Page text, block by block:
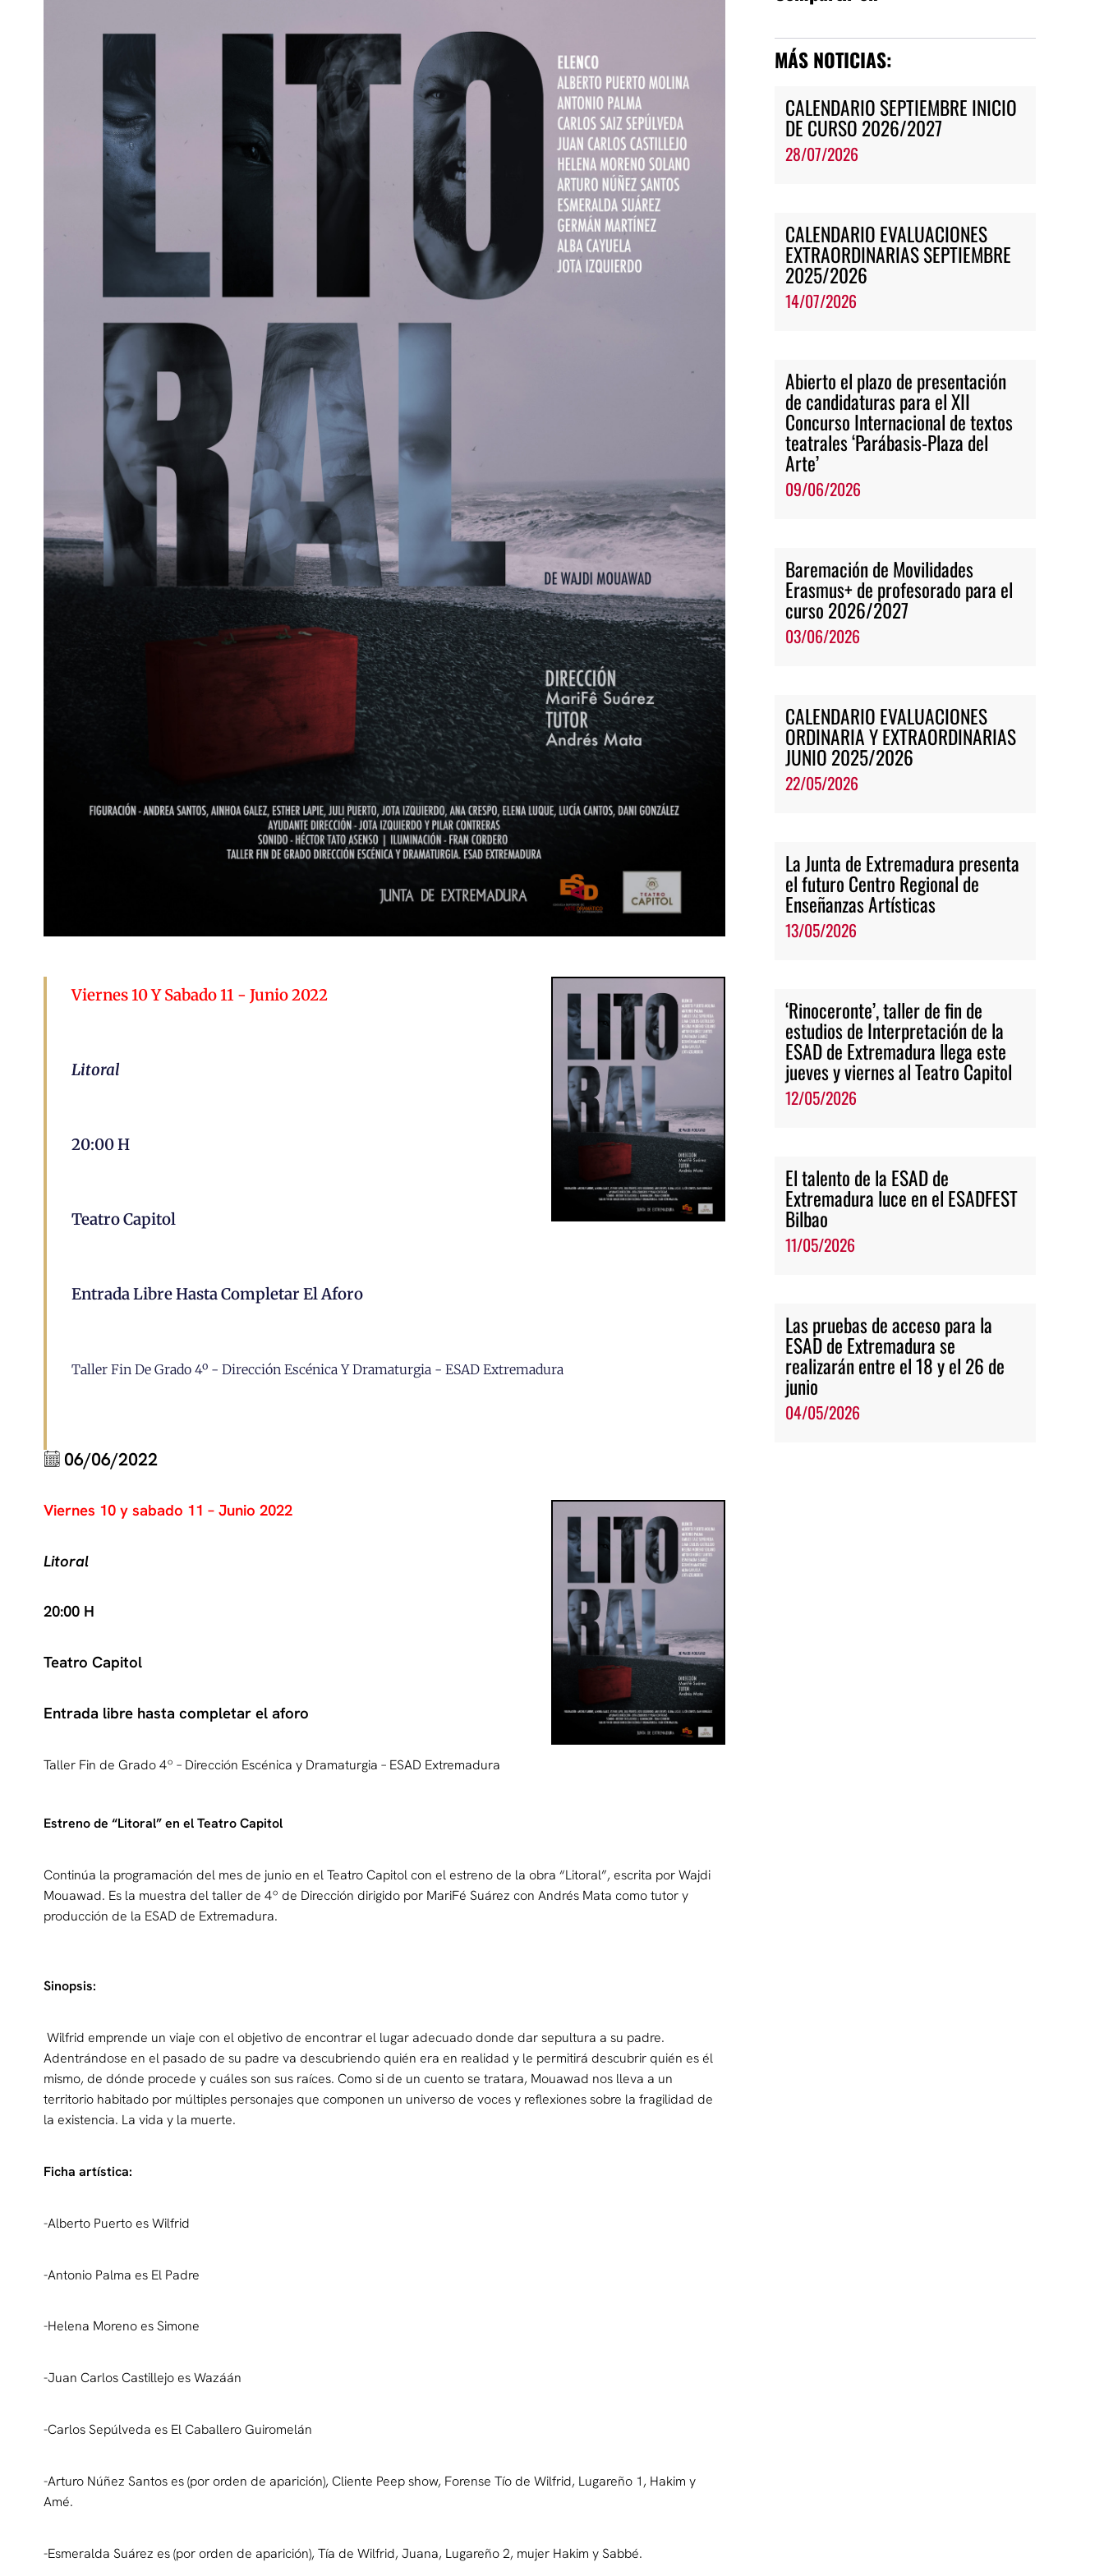
Viernes 10 Y Sabado 11 - Junio 2022
Litoral
20:00 H
Teatro Capitol
Entrada Libre Hasta Completar El Aforo
Taller Fin De Grado 4º - Dirección Escénica Y Dramaturgia - ESAD Extremadura
06/06/2022
Viernes 10 y sabado 11 – Junio 2022
Litoral
20:00 H
Teatro Capitol
Entrada libre hasta completar el aforo
Taller Fin de Grado 4º – Dirección Escénica y Dramaturgia – ESAD Extremadura
Estreno de “Litoral” en el Teatro Capitol
Continúa la programación del mes de junio en el Teatro Capitol con el estreno de la obra “Litoral”, escrita por Wajdi
Mouawad. Es la muestra del taller de 4º de Dirección dirigido por MariFé Suárez con Andrés Mata como tutor y
producción de la ESAD de Extremadura.
Sinopsis:
Wilfrid emprende un viaje con el objetivo de encontrar el lugar adecuado donde dar sepultura a su padre.
Adentrándose en el pasado de su padre va descubriendo quién era en realidad y le permitirá descubrir quién es él
mismo, de dónde procede y cuáles son sus raíces. Como si de un cuento se tratara, Mouawad nos lleva a un
territorio habitado por múltiples personajes que componen un universo de voces y reflexiones sobre la fragilidad de
la existencia. La vida y la muerte.
Ficha artística:
-Alberto Puerto es Wilfrid
-Antonio Palma es El Padre
-Helena Moreno es Simone
-Juan Carlos Castillejo es Wazáán
-Carlos Sepúlveda es El Caballero Guiromelán
-Arturo Núñez Santos es (por orden de aparición), Cliente Peep show, Forense Tío de Wilfrid, Lugareño 1, Hakim y
Amé.
-Esmeralda Suárez es (por orden de aparición), Tía de Wilfrid, Juana, Lugareño 2, mujer Hakim y Sabbé.
MÁS NOTICIAS:
CALENDARIO SEPTIEMBRE INICIO
DE CURSO 2026/2027
28/07/2026
CALENDARIO EVALUACIONES
EXTRAORDINARIAS SEPTIEMBRE
2025/2026
14/07/2026
Abierto el plazo de presentación
de candidaturas para el XII
Concurso Internacional de textos
teatrales ‘Parábasis-Plaza del
Arte’
09/06/2026
Baremación de Movilidades
Erasmus+ de profesorado para el
curso 2026/2027
03/06/2026
CALENDARIO EVALUACIONES
ORDINARIA Y EXTRAORDINARIAS
JUNIO 2025/2026
22/05/2026
La Junta de Extremadura presenta
el futuro Centro Regional de
Enseñanzas Artísticas
13/05/2026
‘Rinoceronte’, taller de fin de
estudios de Interpretación de la
ESAD de Extremadura llega este
jueves y viernes al Teatro Capitol
12/05/2026
El talento de la ESAD de
Extremadura luce en el ESADFEST
Bilbao
11/05/2026
Las pruebas de acceso para la
ESAD de Extremadura se
realizarán entre el 18 y el 26 de
junio
04/05/2026